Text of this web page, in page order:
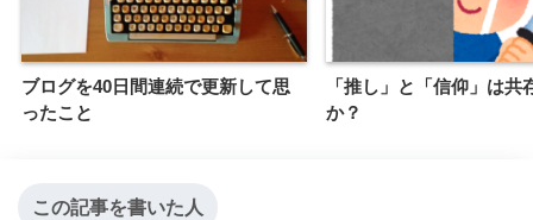
ブログを40日間連続で更新して思
ったこと
「推し」と「信仰」は共
か？
この記事を書いた人